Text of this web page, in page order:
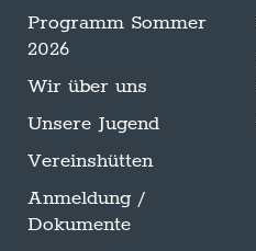
Programm Sommer
2026
Wir über uns
Unsere Jugend
Vereinshütten
Anmeldung /
Dokumente